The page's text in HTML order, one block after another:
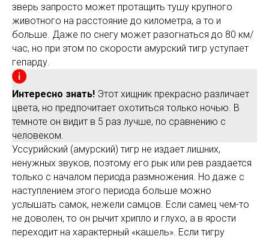
зверь запросто может протащить тушу крупного
животного на расстояние до километра, а то и
больше. Даже по снегу может разогнаться до 80 км/
час, но при этом по скорости амурский тигр уступает
гепарду.
Интересно знать! Этот хищник прекрасно различает
цвета, но предпочитает охотиться только ночью. В
темноте он видит в 5 раз лучше, по сравнению с
человеком.
Уссурийский (амурский) тигр не издает лишних,
ненужных звуков, поэтому его рык или рев раздается
только с началом периода размножения. Но даже с
наступлением этого периода больше можно
услышать самок, нежели самцов. Если самец чем-то
не доволен, то он рычит хрипло и глухо, а в ярости
переходит на характерный «кашель». Если тигру